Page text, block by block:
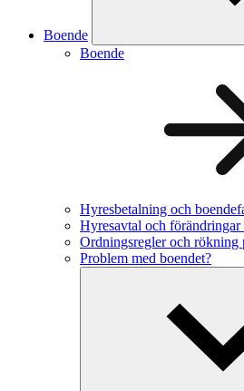
Boende
Boende
Hyresbetalning och
Hyresavtal och förändringar
Ordningsregler och rökning
Problem med boendet?